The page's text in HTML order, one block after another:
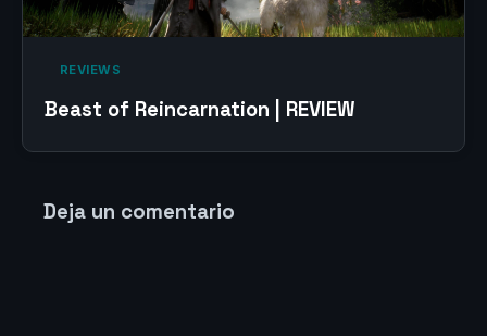
‎ REVIEWS‎
Beast of Reincarnation | REVIEW
Deja un comentario